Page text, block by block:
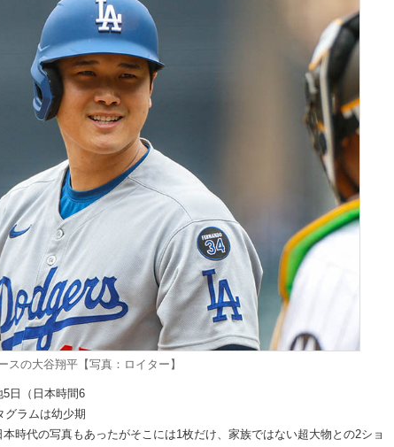
スの大谷翔平【写真：ロイター】
日（日本時間6
グラムは幼少期
時代の写真もあったがそこには1枚だけ、家族ではない超大物との2ショ